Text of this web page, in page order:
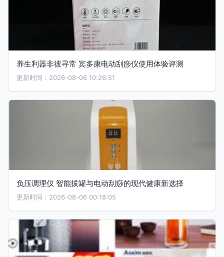
养生利器非彼寻常 宾多康电动刮痧仪使用体验评测
更新时间：2026-08-06 10:26:51
负压调理仪 智能拔罐与电动刮痧的现代健康新选择
更新时间：2026-08-06 00:18:05